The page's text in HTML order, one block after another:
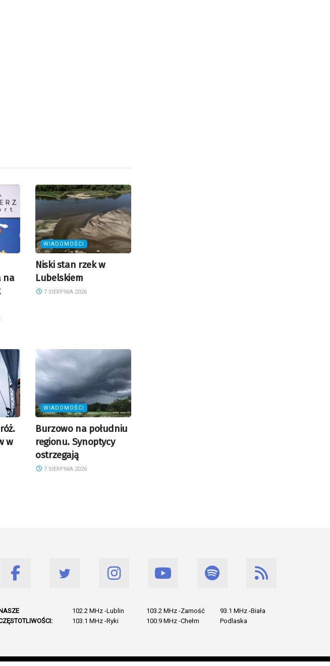
na
WIADOMOŚCI
Niski stan rzek w
Lubelskiem
7 SIERPNIA 2026
w
WIADOMOŚCI
Burzowo na południu
regionu. Synoptycy
ostrzegają
7 SIERPNIA 2026
102.2 MHz -Lublin
103.1 MHz -Ryki
103.2 MHz -Zamość
100.9 MHz -Chełm
93.1 MHz -Biała
Podlaska